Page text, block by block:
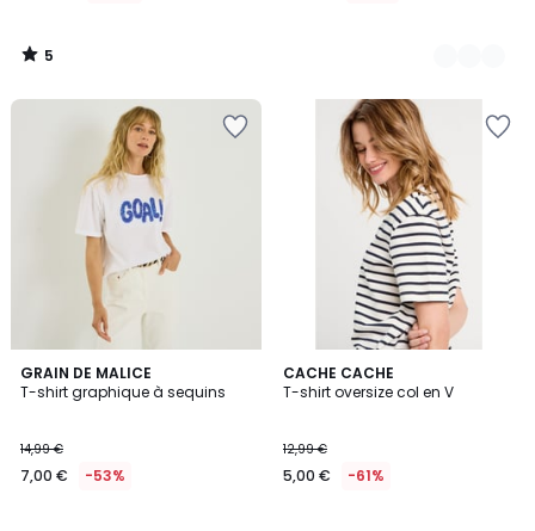
5
/
GRAIN DE MALICE
T-shirt graphique à sequins
14,99 €
7,00 € -53%
CACHE CACHE
T-shirt oversize col en V
12,99 €
5,00 € -61%
5
/